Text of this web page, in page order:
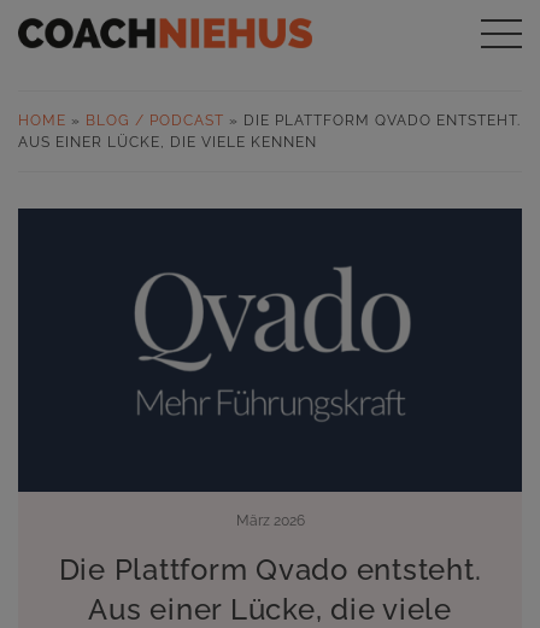
HOME » BLOG / PODCAST » DIE PLATTFORM QVADO ENTSTEHT.
AUS EINER LÜCKE, DIE VIELE KENNEN
März 2026
Die Plattform Qvado entsteht.
Aus einer Lücke, die viele